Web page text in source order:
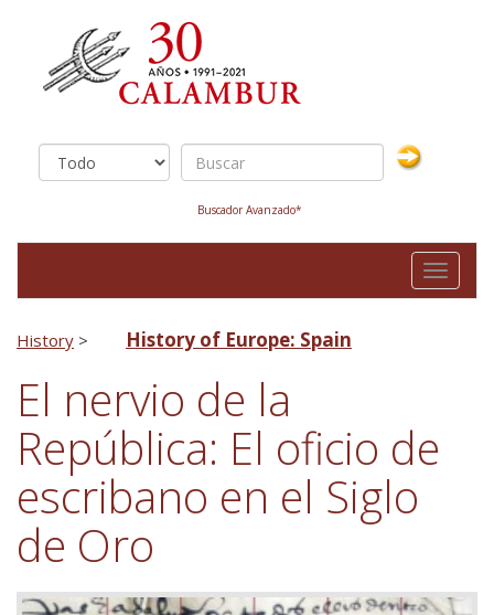
Buscador Avanzado*
Toggle
History > History of Europe: Spain
El nervio de la
República: El oficio de
escribano en el Siglo
de Oro